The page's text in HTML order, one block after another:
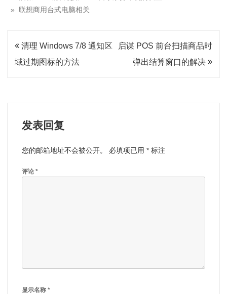
» 联想商用台式电脑相关
文
章
清理 Windows 7/8 通知区
域过期图标的方法
启谋 POS 前台扫描商品时
弹出结算窗口的解决
发表回复
您的邮箱地址不会被公开。 必填项已用 * 标注
评论 *
显示名称 *